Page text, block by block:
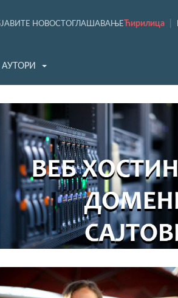
НОВОСТ ОГЛАШАВАЊЕ Ћирилица
АУТОРИ